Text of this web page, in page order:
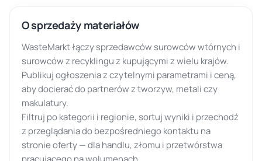
O sprzedaży materiałów
WasteMarkt łączy sprzedawców surowców wtórnych i
surowców z recyklingu z kupującymi z wielu krajów.
Publikuj ogłoszenia z czytelnymi parametrami i ceną,
aby docierać do partnerów z tworzyw, metali czy
makulatury.
Filtruj po kategorii i regionie, sortuj wyniki i przechodź
z przeglądania do bezpośredniego kontaktu na
stronie oferty — dla handlu, złomu i przetwórstwa